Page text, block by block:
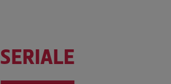
SERIALE